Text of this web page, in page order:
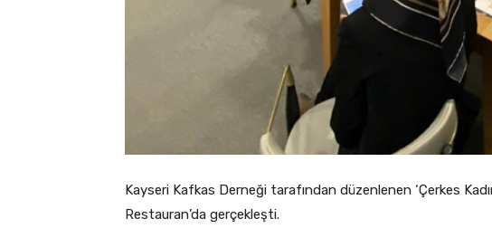
Kayseri Kafkas Derneği tarafından düzenlenen ‘Çerkes
Restauran’da gerçekleşti.